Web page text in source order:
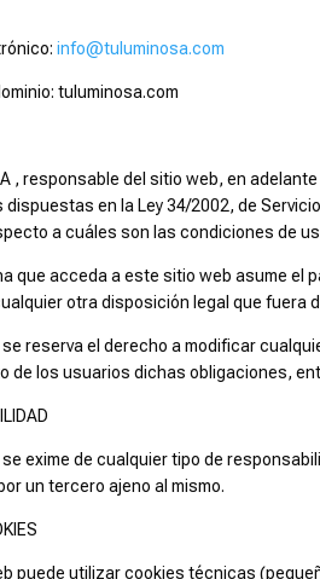
info@tuluminosa.com
tuluminosa.com
, responsable del sitio web, en
en la Ley 34/2002, de
a cuáles son las condiciones de
que acceda a este sitio web asume el
otra disposición legal que fuera
reserva el derecho a modificar
de los usuarios dichas obligaciones,
exime de cualquier tipo de
un tercero ajeno al mismo.
puede utilizar cookies técnicas